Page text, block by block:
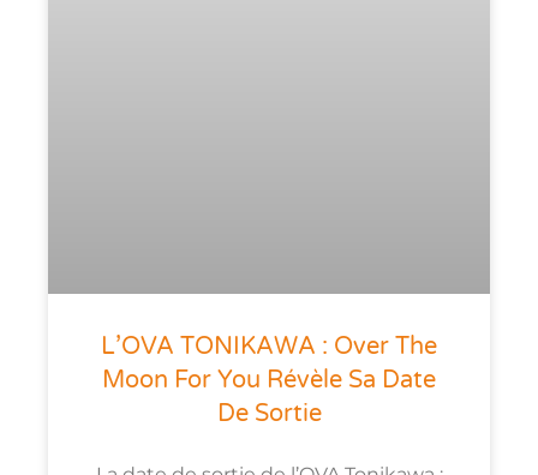
L’OVA TONIKAWA : Over The
Moon For You Révèle Sa Date
De Sortie